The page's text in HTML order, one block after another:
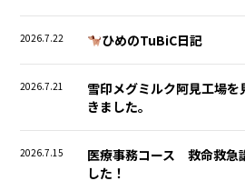
2026.7.22 ひめのTuBiC日記
2026.7.21
雪印メグミルク阿見工場
きました。
2026.7.15
医療事務コース 救命救急
した！